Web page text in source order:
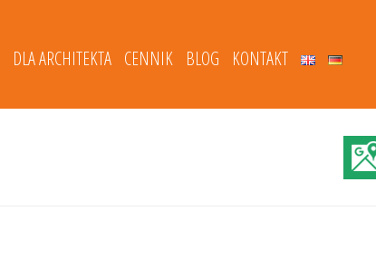
DLA ARCHITEKTA CENNIK BLOG KONTAKT